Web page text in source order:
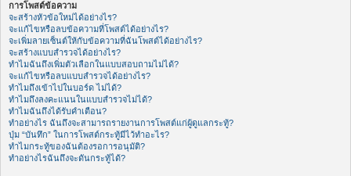
การโพสต์ข้อความ
จะสร้างหัวข้อใหม่ได้อย่างไร?
จะแก้ไขหรือลบข้อความที่โพสต์ได้อย่างไร?
จะเพิ่มลายเซ็นต์ให้กับข้อความที่ฉันโพสต์ได้อย่างไร?
จะสร้างแบบสำรวจได้อย่างไร?
ทำไมฉันถึงเพิ่มตัวเลือกในแบบสอบถามไม่ได้?
จะแก้ไขหรือลบแบบสำรวจได้อย่างไร?
ทำไมถึงเข้าไปในบอร์ด ไม่ได้?
ทำไมถึงลงคะแนนในแบบสำรวจไม่ได้?
ทำไมฉันถึงได้รับคำเตือน?
ทำอย่างไร ฉันถึงจะสามารถรายงานการโพสต์แก่ผู้ดูแลกระทู้?
ปุ่ม “บันทึก” ในการโพสต์กระทู้มีไว้ทำอะไร?
ทำไมกระทู้ของฉันต้องรอการอนุมัติ?
ทำอย่างไรฉันถึงจะดันกระทู้ได้?